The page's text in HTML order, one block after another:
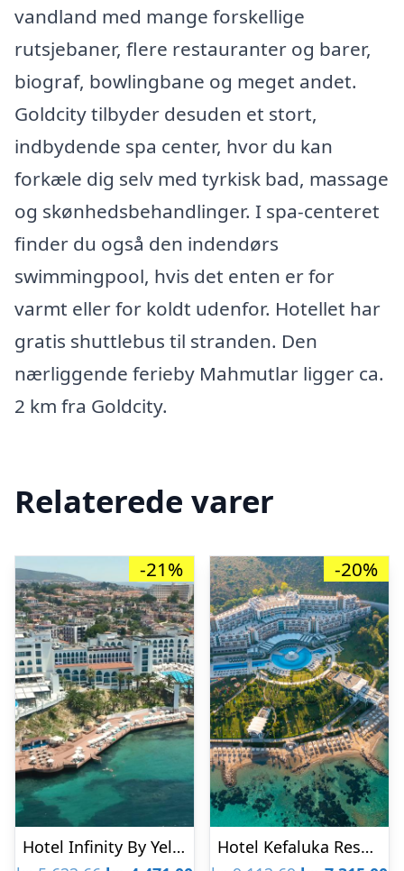
vandland med mange forskellige
rutsjebaner, flere restauranter og barer,
biograf, bowlingbane og meget andet.
Goldcity tilbyder desuden et stort,
indbydende spa center, hvor du kan
forkæle dig selv med tyrkisk bad, massage
og skønhedsbehandlinger. I spa-centeret
finder du også den indendørs
swimmingpool, hvis det enten er for
varmt eller for koldt udenfor. Hotellet har
gratis shuttlebus til stranden. Den
nærliggende ferieby Mahmutlar ligger ca.
2 km fra Goldcity.
Relaterede varer
-21%
Hotel Infinity By Yelken Aquapark & Resort
-20%
Hotel Kefaluka Resort